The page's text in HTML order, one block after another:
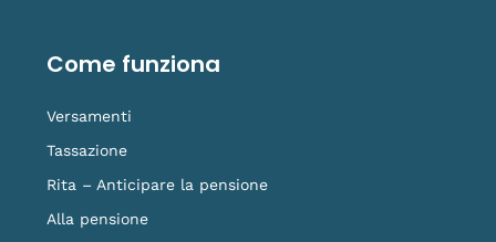
o
k
i
n
e
r
a
i
k
Come funziona
Versamenti
Tassazione
Rita – Anticipare la pensione
Alla pensione